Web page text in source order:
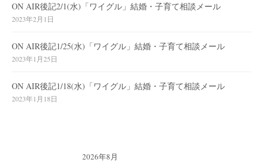
ON AIR後記2/1(水)「ワイグル」結婚・子育て相談メール
2023年2月1日
ON AIR後記1/25(水)「ワイグル」結婚・子育て相談メール
2023年1月25日
ON AIR後記1/18(水)「ワイグル」結婚・子育て相談メール
2023年1月18日
2026年8月